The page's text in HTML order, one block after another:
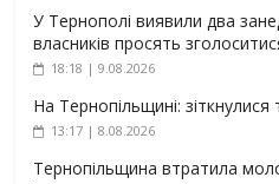
У Тернополі виявили два
власників просять
18:18 | 9.08.2026
На Тернопільщині:
13:17 | 8.08.2026
Тернопільщина втратила